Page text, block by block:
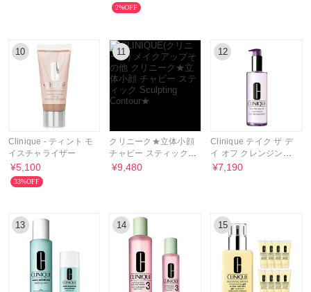
2%OFF
10
Clinique - ティント モ
イスチャライザー
¥5,100
33%OFF
11
クリニーク★立体小顔
チャビー スティック
Sculpting Contour★
¥9,480
12
Clinique テイク ザ デ
イ オフ クレンジング
オイル 200ml
¥7,190
13 14 15